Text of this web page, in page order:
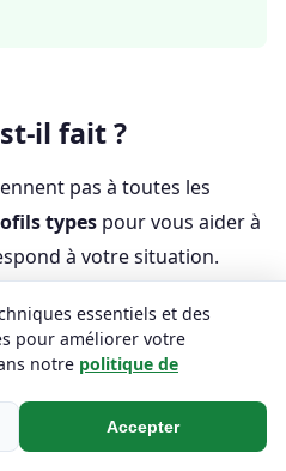
il fait ?
pas à toutes les
types pour vous aider à
à votre situation.
fait pour toi si :
restaurants, hôtels,
variables, des
essentiels et des
pour améliorer votre
notre politique de
Accepter